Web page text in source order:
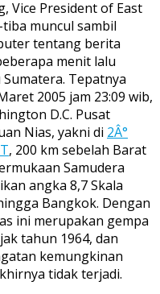
Vice President of East
muncul sambil
tentang berita
menit lalu
Tepatnya
2005 jam 23:09 wib,
D.C. Pusat
Nias, yakni di 2Â°
, 200 km sebelah Barat
Samudera
angka 8,7 Skala
Bangkok. Dengan
ini merupakan gempa
tahun 1964, dan
kemungkinan
tidak terjadi.